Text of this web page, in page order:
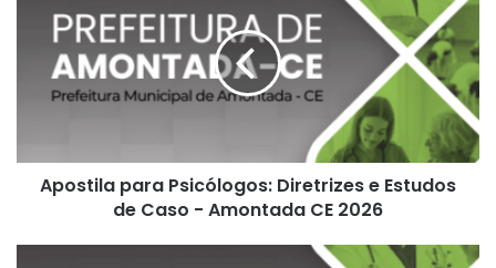
Psicólogos:
Diretrizes
Estudos
-
Amontada
Apostila para Psicólogos: Diretrizes e Estudos
de Caso - Amontada CE 2026